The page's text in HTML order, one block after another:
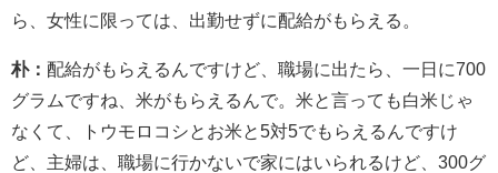
ら、女性に限っては、出勤せずに配給がもらえる。
朴： 配給がもらえるんですけど、職場に出たら、一日に700
グラムですね、米がもらえるんで。米と言っても白米じゃ
なくて、トウモロコシとお米と5対5でもらえるんですけ
ど、主婦は、職場に行かないで家にはいられるけど、300グ